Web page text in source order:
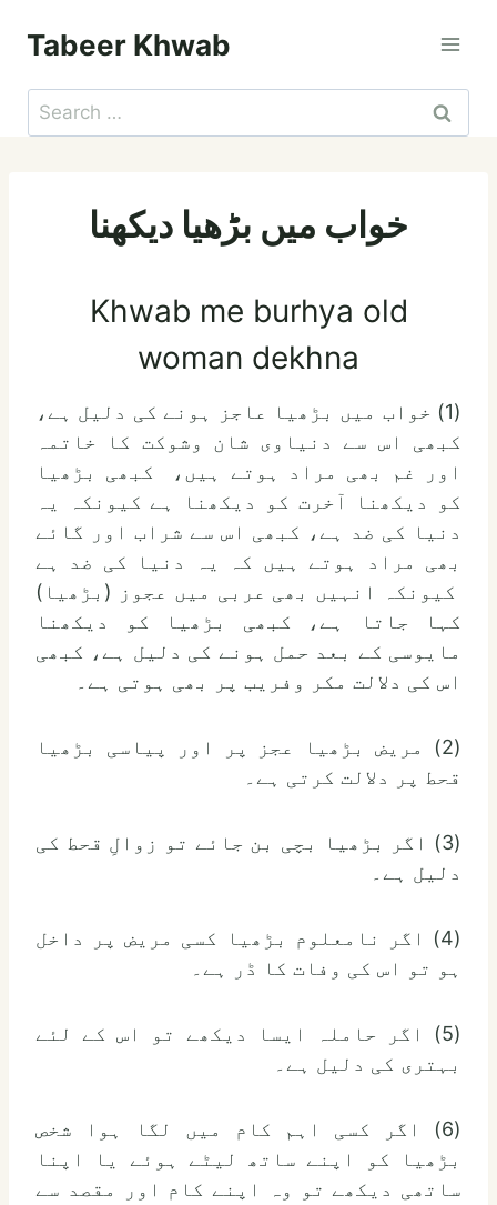
Tabeer Khwab
Search
for:
خواب میں بڑھیا دیکھنا
Khwab me burhya old
woman dekhna
(1) خواب میں بڑھیا عاجز ہونے کی دلیل ہے،
کبھی اس سے دنیاوی شان وشوکت کا خاتمہ
اور غم بھی مراد ہوتے ہیں، کبھی بڑھیا
کو دیکھنا آخرت کو دیکھنا ہے کیونکہ یہ
دنیا کی ضد ہے، کبھی اس سے شراب اور گائے
بھی مراد ہوتے ہیں کہ یہ دنیا کی ضد ہے
کیونکہ انہیں بھی عربی میں عجوز (بڑھیا)
کہا جاتا ہے، کبھی بڑھیا کو دیکھنا
مایوسی کے بعد حمل ہونے کی دلیل ہے، کبھی
اس کی دلالت مکر وفریب پر بھی ہوتی ہے۔
(2) مریض بڑھیا عجز پر اور پیاسی بڑھیا
قحط پر دلالت کرتی ہے۔
(3) اگر بڑھیا بچی بن جائے تو زوالِ قحط کی
دلیل ہے۔
(4) اگر نامعلوم بڑھیا کسی مریض پر داخل
ہو تو اس کی وفات کا ڈر ہے۔
(5) اگر حاملہ ایسا دیکھے تو اس کے لئے
بہتری کی دلیل ہے۔
(6) اگر کسی اہم کام میں لگا ہوا شخص
بڑھیا کو اپنے ساتھ لیٹے ہوئے یا اپنا
ساتھی دیکھے تو وہ اپنے کام اور مقصد سے